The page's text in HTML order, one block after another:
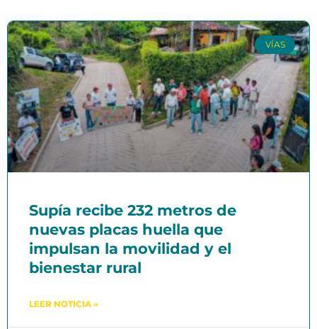
VÍAS
Supía recibe 232 metros de
nuevas placas huella que
impulsan la movilidad y el
bienestar rural
LEER NOTICIA »